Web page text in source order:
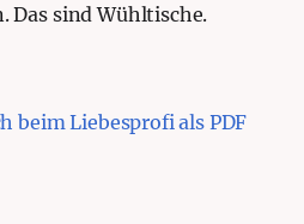
Das sind Wühltische.
beim Liebesprofi als PDF